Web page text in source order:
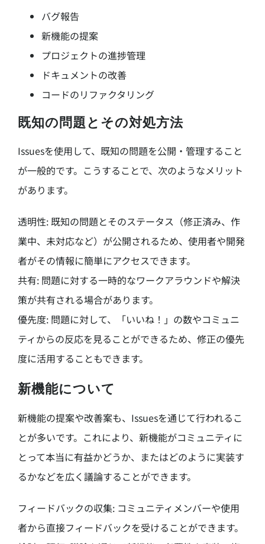
バグ報告
新機能の提案
プロジェクトの進捗管理
ドキュメントの改善
コードのリファクタリング
既知の問題とその対処方法
Issuesを使用して、既知の問題を公開・管理すること
が一般的です。こうすることで、次のようなメリット
があります。
透明性: 既知の問題とそのステータス（修正済み、作
業中、未対応など）が公開されるため、使用者や開発
者がその情報に簡単にアクセスできます。
共有: 問題に対する一時的なワークアラウンドや解決
策が共有される場合があります。
優先度: 問題に対して、「いいね！」の数やコミュニ
ティからの反応を見ることができるため、修正の優先
度に活用することもできます。
新機能について
新機能の提案や改善案も、Issuesを通じて行われるこ
とが多いです。これにより、新機能がコミュニティに
とって本当に有益かどうか、またはどのように実装す
るかなどを広く議論することができます。
フィードバックの収集: コミュニティメンバーや使用
者から直接フィードバックを受けることができます。